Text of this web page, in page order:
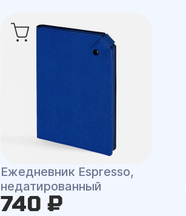
Ежедневник Espresso,
недатированный
740 ₽